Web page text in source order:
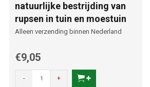
natuurlijke bestrijding van
rupsen in tuin en moestuin
Alleen verzending binnen Nederland
€9,05
- +